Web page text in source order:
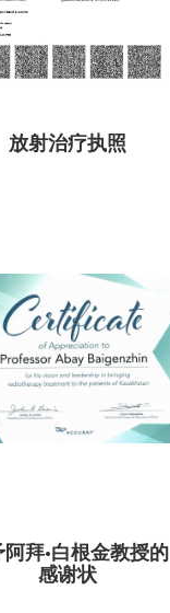
放射治疗执照
拜·白根金教授的
感谢状